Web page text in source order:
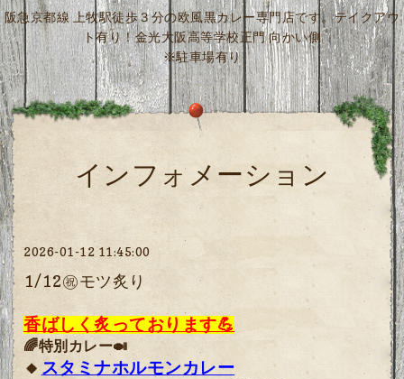
阪急京都線 上牧駅徒歩３分の欧風黒カレー専門店です。テイクアウ
ト有り！金光大阪高等学校正門 向かい側
※駐車場有り
インフォメーション
2026-01-12 11:45:00
1/12㊗️モツ炙り
香ばしく炙っております💪
🌈特別カレー🍛
🔸 スタミナホルモンカレー